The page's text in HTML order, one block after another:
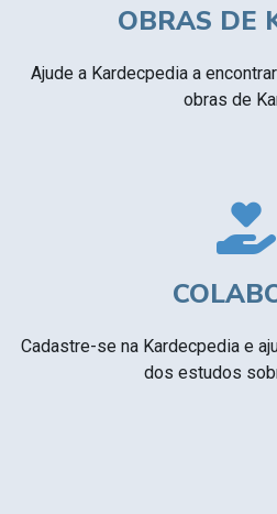
OBRAS DE
Ajude a Kardecpedia a
obras de
Cadastre-se na Kardecpedia e
dos estudos